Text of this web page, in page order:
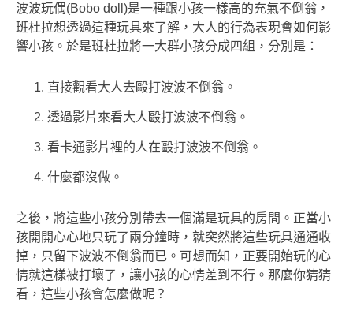
波波玩偶(Bobo doll)是一種跟小孩一樣高的充氣不倒翁，
班杜拉想透過這種玩具來了解，大人的行為表現會如何影
響小孩。於是班杜拉將一大群小孩分成四組，分別是：
直接觀看大人去毆打波波不倒翁。
透過影片來看大人毆打波波不倒翁。
看卡通影片裡的人在毆打波波不倒翁。
什麼都沒做。
之後，將這些小孩分別帶去一個滿是玩具的房間。正當小
孩開開心心地只玩了兩分鐘時，就突然將這些玩具通通收
掉，只留下波波不倒翁而已。可想而知，正要開始玩的心
情就這樣被打壞了，讓小孩的心情差到不行。那麼你猜猜
看，這些小孩會怎麼做呢？